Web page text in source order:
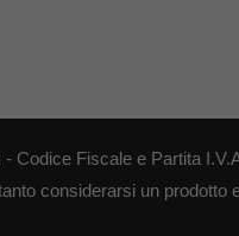
Codice Fiscale e Partita
considerarsi un prodotto